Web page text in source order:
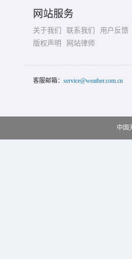
网站服务
关于我们 联系我们
用户反馈
版权声明
网站律师
客服邮箱： service@weather.com.cn
中国